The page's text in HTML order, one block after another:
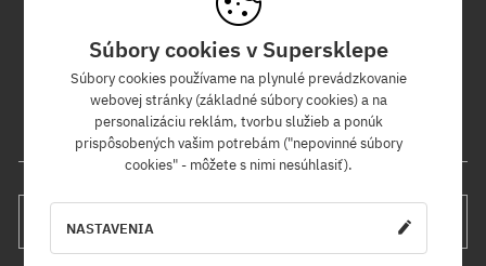
Prihláste sa na odber nášho newsletteru a ako prvý sa dozviete o
nových produktoch a propagačných akciách!
Navyše získaš zľavový kód -5 % na celú objednávku!
Tvoja e-mailová adresa
Súbory cookies v Supersklepe
Súbory cookies používame na plynulé prevádzkovanie
webovej stránky (základné súbory cookies) a na
personalizáciu reklám, tvorbu služieb a ponúk
prispôsobených vašim potrebám ("nepovinné súbory
cookies" - môžete s nimi nesúhlasiť).
NASTAVENIA